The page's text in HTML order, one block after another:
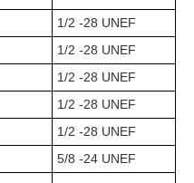
1/2 -28 UNEF
1/2 -28 UNEF
1/2 -28 UNEF
1/2 -28 UNEF
1/2 -28 UNEF
5/8 -24 UNEF